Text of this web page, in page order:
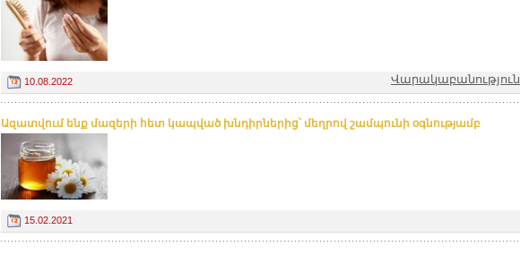
10.08.2022 Վարակաբանություն
Ազատվում ենք մազերի հետ կապված խնդիրներից՝ մեղրով շամպունի օգնությամբ
15.02.2021